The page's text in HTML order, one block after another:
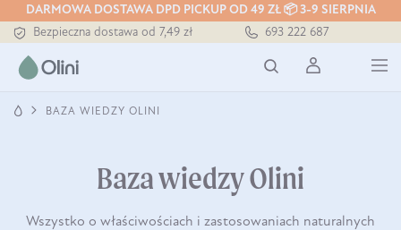
DARMOWA DOSTAWA DPD PICKUP OD 49 ZŁ 📦 3-9 SIERPNIA
Bezpieczna dostawa od 7,49 zł
Darmowa dostawa od 199 zł
Tłoczony zawsze na zimno
693 222 687
BAZA WIEDZY OLINI
Baza wiedzy Olini
Wszystko o właściwościach i zastosowaniach naturalnych